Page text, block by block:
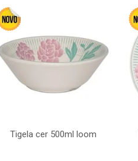
Tigela cer 500ml loom